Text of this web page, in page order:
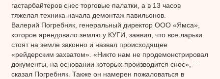
гастарбайтеров снес торговые палатки, а в 13 часов
тяжелая техника начала демонтаж павильонов.
Валерий Погребняк, генеральный директор ООО «Ямса»,
которое арендовало землю у КУГИ, заявил, что все ларьки
стоят на земле законно и назвал происходящее
«рейдерским захватом». «Никто нам не продемонстрировал
документы, на основании которых производится снос», —
сказал Погребняк. Также он намерен пожаловаться в